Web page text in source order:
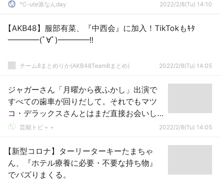
℃-ute派なんday 2022/2/8(Tu) 14:10
【AKB48】服部有菜、『中西会』に加入！TikTokもｷﾀ
━━━━(ﾟ∀ﾟ)━━━━!!
チーム8まとめりか(AKB48Team8まとめ) 2022/2/8(Tu) 14:05
ジャガーさん「月曜から夜ふかし」出演で
すべての歯車が回りだして。それでもマツ
コ・デラックスさんとはまだ直接お会いし
ていない理由
芸能トピ＋＋ 2022/2/8(Tu) 14:05
【新型コロナ】ターリーターキーたまちゃ
ん、『ホテル療養に必要・不要な持ち物』
でバズりまくる。